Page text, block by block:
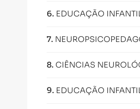
6. EDUCAÇÃO
7.
8. CIÊNCIAS
9. EDUCAÇÃO